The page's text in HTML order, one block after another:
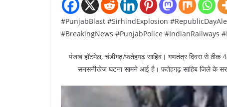
#PunjabBlast #SirhindExplosion
#BreakingNews #PunjabPolice #IndianRailways
पंजाब हॉटमेल, चंडीगढ़/फतेहगढ़ साहिब। गणतंत्र दिवस से ठीक
सनसनीखेज घटना सामने आई है। फतेहगढ़ साहिब जिले के